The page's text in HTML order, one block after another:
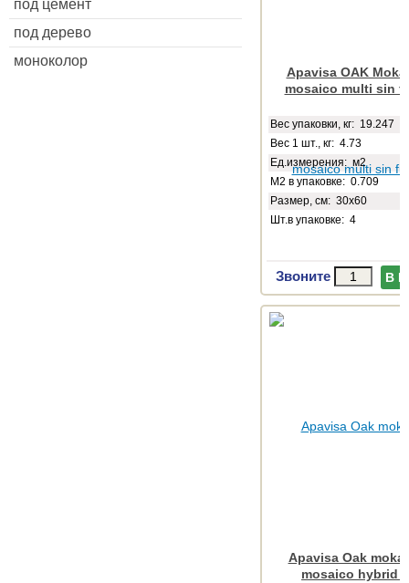
под цемент
под дерево
моноколор
Apavisa OAK
mosaico multi sin
Веc упаковки, кг: 19.247
Вес 1 шт., кг: 4.73
Ед.измерения: м2
М2 в упаковке: 0.709
Размер, см: 30x60
Шт.в упаковке: 4
Звоните В
Apavisa Oak moka
mosaico hybrid